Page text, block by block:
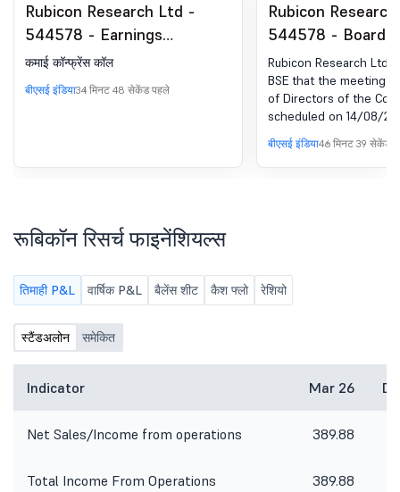
Rubicon Research Ltd -
544578 - Earnings
Conference Call
कमाई कॉन्फ्रेंस कॉल
बीएसई इंडिया34 मिनट 48 सेकेंड पहले
Rubicon
544578 - Board
Intimation for
And Approving
Audited
Consolidated
Results Of The
For The Quarter
Rubicon Research
BSE that the meeting
of Directors of the
scheduled on 14/08/
to consider and
Audited Standalone and
Consolidated financial
बीएसई इंडिया46 मिनट 39 सेकेंड
रूबिकॉन रिसर्च फाइनेंशियल्स
तिमाही P&L वार्षिक P&L बैलेंस शीट कैश फ्लो रेशियो
स्टैंडअलोन समेकित
Indicator Mar 26
Net Sales/Income from operations 389.88
Total Income From Operations 389.88